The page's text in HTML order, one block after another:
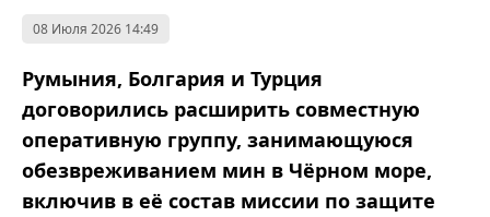
08 Июля 2026 14:49
Румыния, Болгария и Турция
договорились расширить совместную
оперативную группу, занимающуюся
обезвреживанием мин в Чёрном море,
включив в её состав миссии по защите